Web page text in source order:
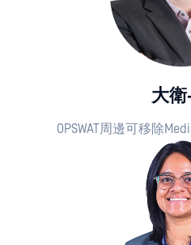
大
OPSWAT周邊可移除